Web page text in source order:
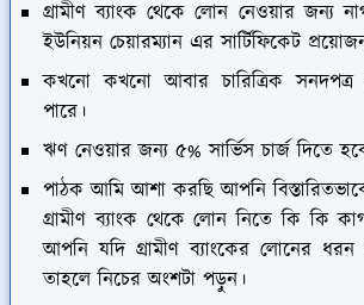
গ্রামীণ ব্যাংক থেকে লোন নেওয়ার জন্য
ইউনিয়ন চেয়ারম্যান এর সার্টিফিকেট
কখনো কখনো আবার চারিত্রিক সনদপত্র
পারে।
ঋণ নেওয়ার জন্য ৫% সার্ভিস চার্জ দিতে
পাঠক আমি আশা করছি আপনি
গ্রামীণ ব্যাংক থেকে লোন নিতে কি কি
আপনি যদি গ্রামীণ ব্যাংকের লোনের
তাহলে নিচের অংশটা পড়ুন।